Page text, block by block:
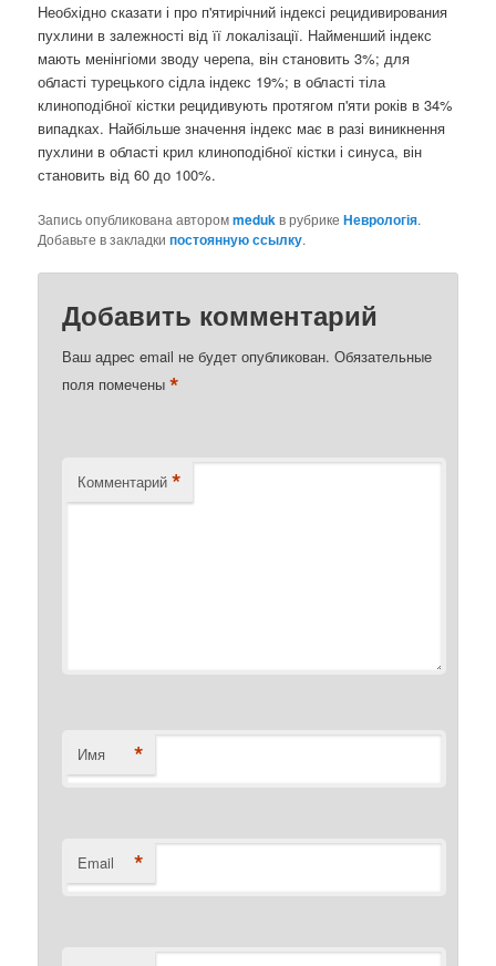
Необхідно сказати і про п'ятирічний індексі рецидивирования
пухлини в залежності від її локалізації. Найменший індекс
мають менінгіоми зводу черепа, він становить 3%; для
області турецького сідла індекс 19%; в області тіла
клиноподібної кістки рецидивують протягом п'яти років в 34%
випадках. Найбільше значення індекс має в разі виникнення
пухлини в області крил клиноподібної кістки і синуса, він
становить від 60 до 100%.
Запись опубликована авторомmedukв рубрикеНеврологія.
Добавьте в закладкипостоянную ссылку.
Добавить комментарий
Ваш адрес email не будет опубликован. Обязательные
поля помечены*
Комментарий *
Имя *
Email *